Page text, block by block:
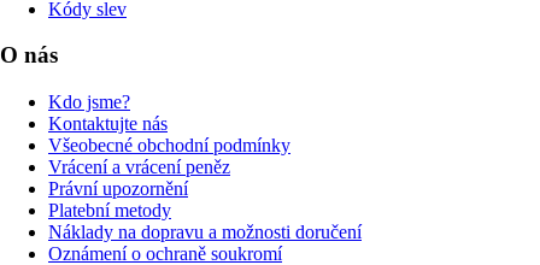
Kódy slev
O nás
Kdo jsme?
Kontaktujte nás
Všeobecné obchodní podmínky
Vrácení a vrácení peněz
Právní upozornění
Platební metody
Náklady na dopravu a možnosti doručení
Oznámení o ochraně soukromí